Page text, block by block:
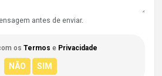
antes de enviar.
os Termos e Privacidade